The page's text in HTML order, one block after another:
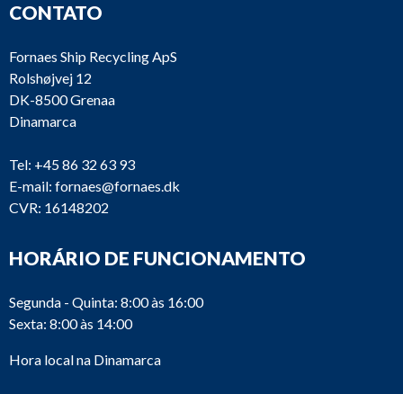
CONTATO
Fornaes Ship Recycling ApS
Rolshøjvej 12
DK-8500 Grenaa
Dinamarca
Tel: +45 86 32 63 93
E-mail: fornaes@fornaes.dk
CVR: 16148202
HORÁRIO DE FUNCIONAMENTO
Segunda - Quinta: 8:00 às 16:00
Sexta: 8:00 às 14:00
Hora local na Dinamarca